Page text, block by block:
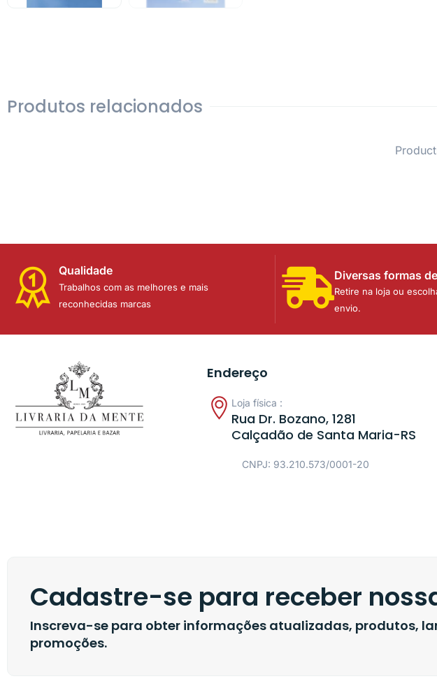
Produtos relacionados
Qualidade
Trabalhos com as melhores e mais
reconhecidas marcas
Diversas formas
Retire na loja ou
envio.
Endereço
Loja física :
Rua Dr. Bozano, 1281
Calçadão de Santa Maria-RS
CNPJ: 93.210.573/0001-20
Cadastre-se para receber
Inscreva-se para obter informações atualizadas, produtos,
promoções.